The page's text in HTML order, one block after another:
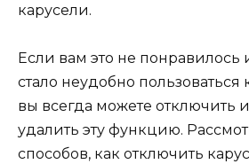
карусели.
Если вам это не понравилось
стало неудобно пользоваться
вы всегда можете отключить
удалить эту функцию.
способов, как отключить